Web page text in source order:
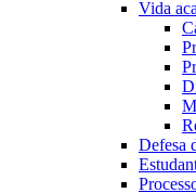
Vida
Defesa